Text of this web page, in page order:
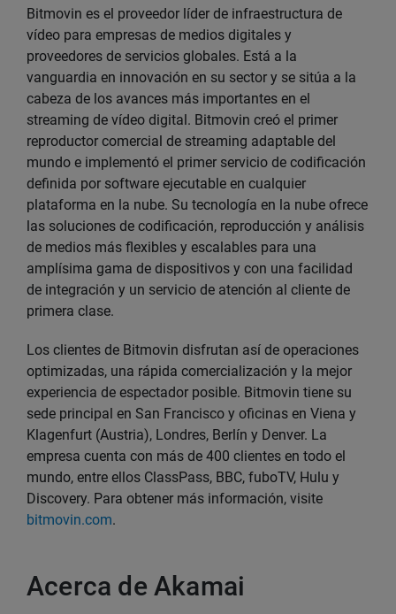
Bitmovin es el proveedor líder de infraestructura de
vídeo para empresas de medios digitales y
proveedores de servicios globales. Está a la
vanguardia en innovación en su sector y se sitúa a la
cabeza de los avances más importantes en el
streaming de vídeo digital. Bitmovin creó el primer
reproductor comercial de streaming adaptable del
mundo e implementó el primer servicio de codificación
definida por software ejecutable en cualquier
plataforma en la nube. Su tecnología en la nube ofrece
las soluciones de codificación, reproducción y análisis
de medios más flexibles y escalables para una
amplísima gama de dispositivos y con una facilidad
de integración y un servicio de atención al cliente de
primera clase.
Los clientes de Bitmovin disfrutan así de operaciones
optimizadas, una rápida comercialización y la mejor
experiencia de espectador posible. Bitmovin tiene su
sede principal en San Francisco y oficinas en Viena y
Klagenfurt (Austria), Londres, Berlín y Denver. La
empresa cuenta con más de 400 clientes en todo el
mundo, entre ellos ClassPass, BBC, fuboTV, Hulu y
Discovery. Para obtener más información, visite
bitmovin.com.
Acerca de Akamai